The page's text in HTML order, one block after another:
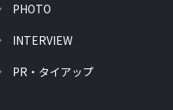
PHOTO
INTERVIEW
PR・タイアップ